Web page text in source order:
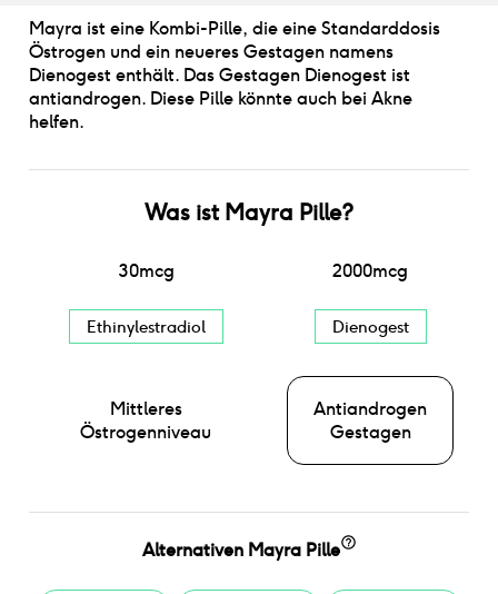
Mayra ist eine Kombi-Pille, die eine Standarddosis
Östrogen und ein neueres Gestagen namens
Dienogest enthält. Das Gestagen Dienogest ist
antiandrogen. Diese Pille könnte auch bei Akne
helfen.
Was istMayra Pille?
30mcg
Ethinylestradiol
Mittleres
Östrogenniveau
2000mcg
Dienogest
Antiandrogen
Gestagen
Alternativen Mayra Pille